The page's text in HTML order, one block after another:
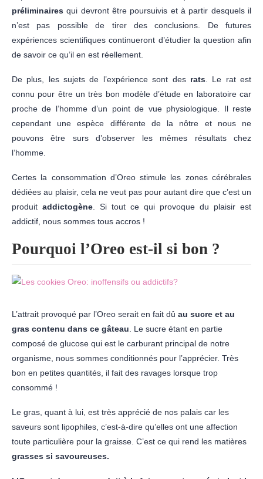
préliminaires qui devront être poursuivis et à partir desquels il
n’est pas possible de tirer des conclusions. De futures
expériences scientifiques continueront d’étudier la question afin
de savoir ce qu’il en est réellement.
De plus, les sujets de l’expérience sont desrats. Le rat est
connu pour être un très bon modèle d’étude en laboratoire car
proche de l’homme d’un point de vue physiologique. Il reste
cependant une espèce différente de la nôtre et nous ne
pouvons être surs d’observer les mêmes résultats chez
l’homme.
Certes la consommation d’Oreo stimule les zones cérébrales
dédiées au plaisir, cela ne veut pas pour autant dire que c’est un
produit addictogène . Si tout ce qui provoque du plaisir est
addictif, nous sommes tous accros !
Pourquoi l’Oreo est-il si bon ?
L’attrait provoqué par l’Oreo serait en fait dû au sucre et au
gras contenu dans ce gâteau . Le sucre étant en partie
composé de glucose qui est le carburant principal de notre
organisme, nous sommes conditionnés pour l’apprécier. Très
bon en petites quantités, il fait des ravages lorsque trop
consommé !
Le gras, quant à lui, est très apprécié de nos palais car les
saveurs sont lipophiles, c’est-à-dire qu’elles ont une affection
toute particulière pour la graisse. C’est ce qui rend les matières
grasses si savoureuses.